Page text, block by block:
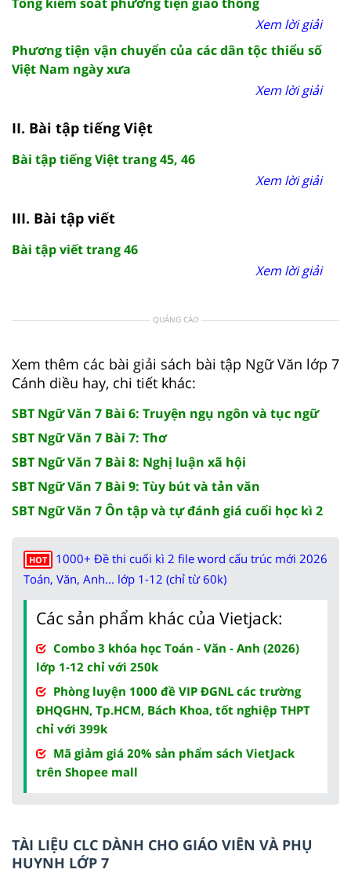
Xem lời giải
Phương tiện vận chuyển của các dân tộc thiểu số
Việt Nam ngày xưa
Xem lời giải
II. Bài tập tiếng Việt
Bài tập tiếng Việt trang 45, 46
Xem lời giải
III. Bài tập viết
Bài tập viết trang 46
Xem lời giải
QUẢNG CÁO
Xem thêm các bài giải sách bài tập Ngữ Văn lớp 7
Cánh diều hay, chi tiết khác:
SBT Ngữ Văn 7 Bài 6: Truyện ngụ ngôn và tục ngữ
SBT Ngữ Văn 7 Bài 7: Thơ
SBT Ngữ Văn 7 Bài 8: Nghị luận xã hội
SBT Ngữ Văn 7 Bài 9: Tùy bút và tản văn
SBT Ngữ Văn 7 Ôn tập và tự đánh giá cuối học kì 2
HOT
1000+ Đề thi cuối kì 2 file word cấu trúc mới 2026
Toán, Văn, Anh... lớp 1-12 (chỉ từ 60k)
Các sản phẩm khác của Vietjack:
Combo 3 khóa học Toán - Văn - Anh (2026)
lớp 1-12 chỉ với 250k
Phòng luyện 1000 đề VIP ĐGNL các trường
ĐHQGHN, Tp.HCM, Bách Khoa, tốt nghiệp THPT
chỉ với 399k
Mã giảm giá 20% sản phẩm sách VietJack
trên Shopee mall
TÀI LIỆU CLC DÀNH CHO GIÁO VIÊN VÀ PHỤ
HUYNH LỚP 7